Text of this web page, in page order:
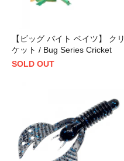
【ビッグ バイト ベイツ】 クリ
ケット / Bug Series Cricket
SOLD OUT